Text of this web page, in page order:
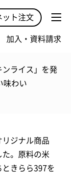
ット注文
加入・資料請求
ンライス」を発
味わい
リジナル商品
た。原料の米
きらら397を